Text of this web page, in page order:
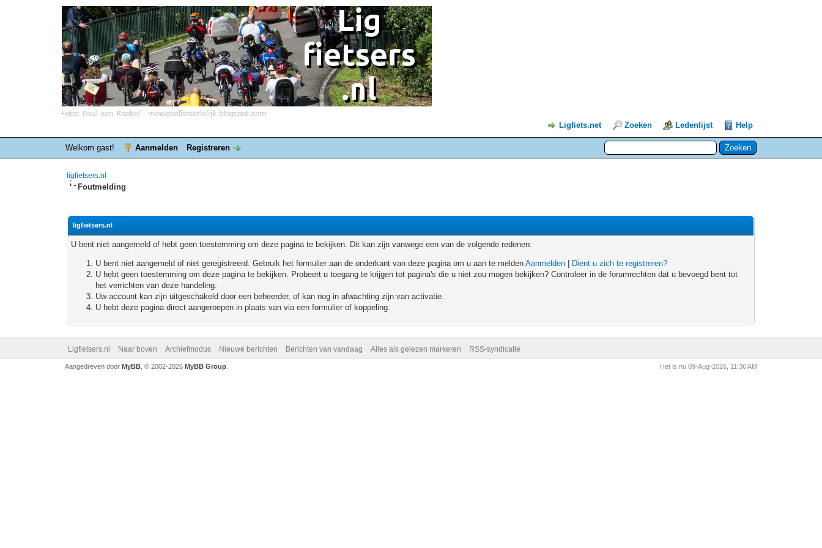
Ligfiets.net Zoeken Ledenlijst Help
Welkom gast! Aanmelden Registreren
ligfietsers.nl
Foutmelding
ligfietsers.nl
U bent niet aangemeld of hebt geen toestemming om deze pagina te bekijken. Dit kan zijn vanwege een van de volgende redenen:
U bent niet aangemeld of niet geregistreerd. Gebruik het formulier aan de onderkant van deze pagina om u aan te meldenAanmelden
Dient u zich te registreren?
U hebt geen toestemming om deze pagina te bekijken. Probeert u toegang te krijgen tot pagina's die u niet zou mogen bekijken? Controleer in de forumrechten dat u bevoegd bent tot
het verrichten van deze handeling.
Uw account kan zijn uitgeschakeld door een beheerder, of kan nog in afwachting zijn van activatie.
U hebt deze pagina direct aangeroepen in plaats van via een formulier of koppeling.
Ligfietsers.nl Naar boven Archiefmodus Nieuwe berichten Berichten van vandaag Alles als gelezen markeren RSS-syndicatie
Het is nu 09-Aug-2026, 11:36 AM
Aangedreven door MyBB, © 2002-2026 MyBB Group.